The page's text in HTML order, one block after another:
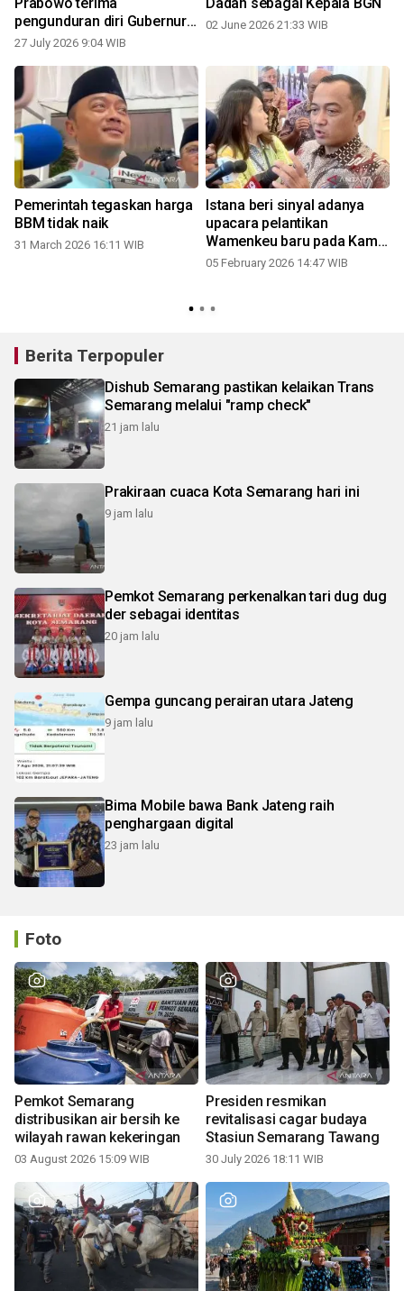
pengunduran diri Gubernur
BI
27 July 2026 9:04 WIB
02 June 2026 21:33 WIB
Pemerintah tegaskan harga
BBM tidak naik
31 March 2026 16:11 WIB
Istana beri sinyal adanya
upacara pelantikan
Wamenkeu baru pada Kamis
sore
05 February 2026 14:47 WIB
Berita Terpopuler
Dishub Semarang pastikan kelaikan Trans
Semarang melalui "ramp check"
21 jam lalu
Prakiraan cuaca Kota Semarang hari ini
9 jam lalu
Pemkot Semarang perkenalkan tari dug dug
der sebagai identitas
20 jam lalu
Gempa guncang perairan utara Jateng
9 jam lalu
Bima Mobile bawa Bank Jateng raih
penghargaan digital
23 jam lalu
Foto
Pemkot Semarang
distribusikan air bersih ke
wilayah rawan kekeringan
03 August 2026 15:09 WIB
Presiden resmikan
revitalisasi cagar budaya
Stasiun Semarang Tawang
30 July 2026 18:11 WIB